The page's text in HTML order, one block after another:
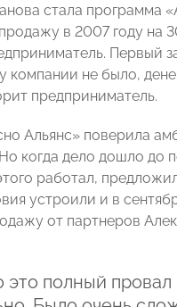
стала программа
в 2007 году на
Первый
не было,
предприниматель.
Альянс» поверила
когда дело дошло
работал,
устроили и в
от партнеров
это полный